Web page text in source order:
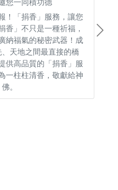
您一同積功德
！「捐香」服務，讓您
香」不只是一種祈福，
納福氣的秘密武器！成
天地之間最直接的橋
供高品質的「捐香」服
一柱柱清香，敬獻給神
佛。
Next